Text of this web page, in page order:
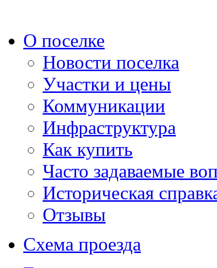
О поселке
Новости поселка
Участки и цены
Коммуникации
Инфраструктура
Как купить
Часто задаваемые
Историческая
Отзывы
Схема проезда